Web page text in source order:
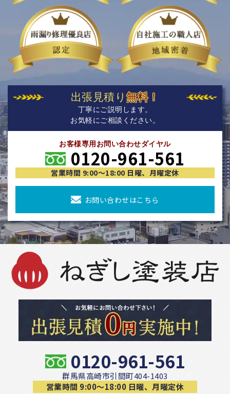
出張見積り無料！
丁寧にご説明します。
お気軽にご相談ください。
お客様専用お問い合わせダイヤル
0120-961-561
営業時間 9:00〜18:00 日曜、月曜定休
お問い合わせはこちら
0120-961-561
群馬県高崎市引間町404-1403
営業時間 9:00〜18:00 日曜、月曜定休